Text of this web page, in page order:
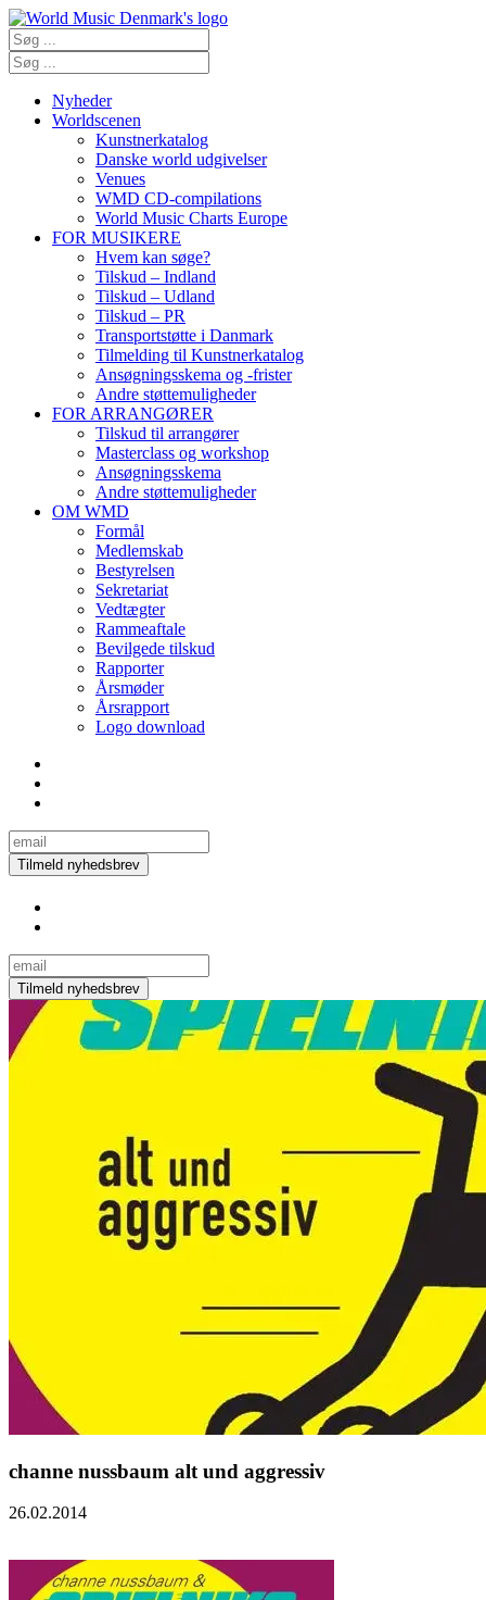
Nyheder
Worldscenen
Kunstnerkatalog
Danske world udgivelser
Venues
WMD CD-compilations
World Music Charts Europe
FOR MUSIKERE
Hvem kan søge?
Tilskud – Indland
Tilskud – Udland
Tilskud – PR
Transportstøtte i Danmark
Tilmelding til Kunstnerkatalog
Ansøgningsskema og -frister
Andre støttemuligheder
FOR ARRANGØRER
Tilskud til arrangører
Masterclass og workshop
Ansøgningsskema
Andre støttemuligheder
OM WMD
Formål
Medlemskab
Bestyrelsen
Sekretariat
Vedtægter
Rammeaftale
Bevilgede tilskud
Rapporter
Årsmøder
Årsrapport
Logo download
channe nussbaum alt und aggressiv
26.02.2014